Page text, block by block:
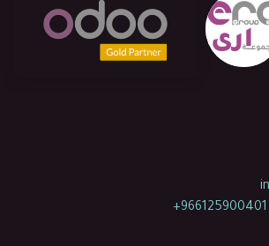
+966125900401